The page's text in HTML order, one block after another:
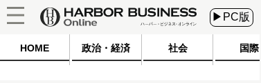
▶PC版
HOME 政治・経済 社会 国際